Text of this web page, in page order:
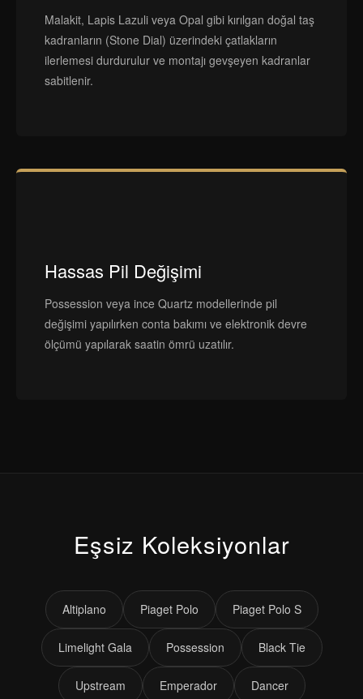
Malakit, Lapis Lazuli veya Opal gibi kırılgan doğal taş
kadranların (Stone Dial) üzerindeki çatlakların
ilerlemesi durdurulur ve montajı gevşeyen kadranlar
sabitlenir.
Hassas Pil Değişimi
Possession veya ince Quartz modellerinde pil
değişimi yapılırken conta bakımı ve elektronik devre
ölçümü yapılarak saatin ömrü uzatılır.
Eşsiz Koleksiyonlar
Altiplano Piaget Polo Piaget Polo S
Limelight Gala Possession Black Tie
Upstream Emperador Dancer